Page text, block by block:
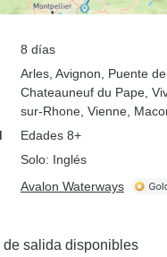
8 días
Arles , Avignon , Puente
Chateauneuf du Pape ,
sur-Rhone , Vienne ,
Edades 8+
Solo: Inglés
Avalon Waterways
de salida disponibles